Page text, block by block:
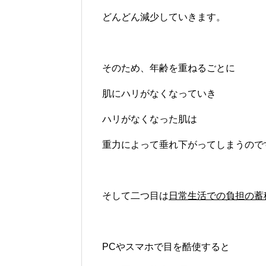
どんどん減少していきます。
そのため、年齢を重ねるごとに
肌にハリがなくなっていき
ハリがなくなった肌は
重力によって垂れ下がってしまうので
そして二つ目は 日常生活での負担の蓄
PCやスマホで目を酷使すると